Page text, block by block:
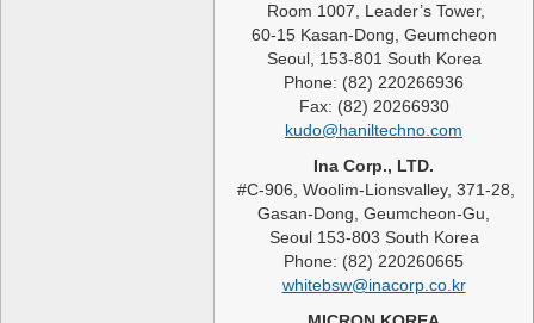
Room 1007, Leader’s Tower,
60-15 Kasan-Dong, Geumcheon
Seoul, 153-801 South Korea
Phone: (82) 220266936
Fax: (82) 20266930
kudo@haniltechno.com
Ina Corp., LTD.
#C-906, Woolim-Lionsvalley, 371-28,
Gasan-Dong, Geumcheon-Gu,
Seoul 153-803 South Korea
Phone: (82) 220260665
whitebsw@inacorp.co.kr